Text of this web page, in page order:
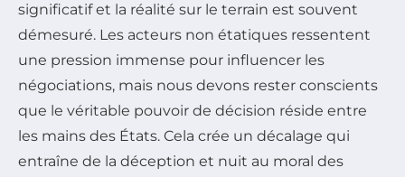
significatif et la réalité sur le terrain est souvent
démesuré. Les acteurs non étatiques ressentent
une pression immense pour influencer les
négociations, mais nous devons rester conscients
que le véritable pouvoir de décision réside entre
les mains des États. Cela crée un décalage qui
entraîne de la déception et nuit au moral des